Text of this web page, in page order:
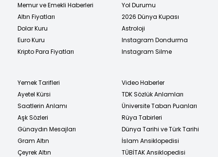
Memur ve Emekli Haberleri
Altın Fiyatları
Dolar Kuru
Euro Kuru
Kripto Para Fiyatları
Yol Durumu
2026 Dünya Kupası
Astroloji
Instagram Dondurma
Instagram Silme
Yemek Tarifleri
Ayetel Kürsi
Saatlerin Anlamı
Aşk Sözleri
Günaydın Mesajları
Gram Altın
Çeyrek Altın
Video Haberler
TDK Sözlük Anlamları
Üniversite Taban Puanları
Rüya Tabirleri
Dünya Tarihi ve Türk Tarihi
İslam Ansiklopedisi
TÜBİTAK Ansiklopedisi